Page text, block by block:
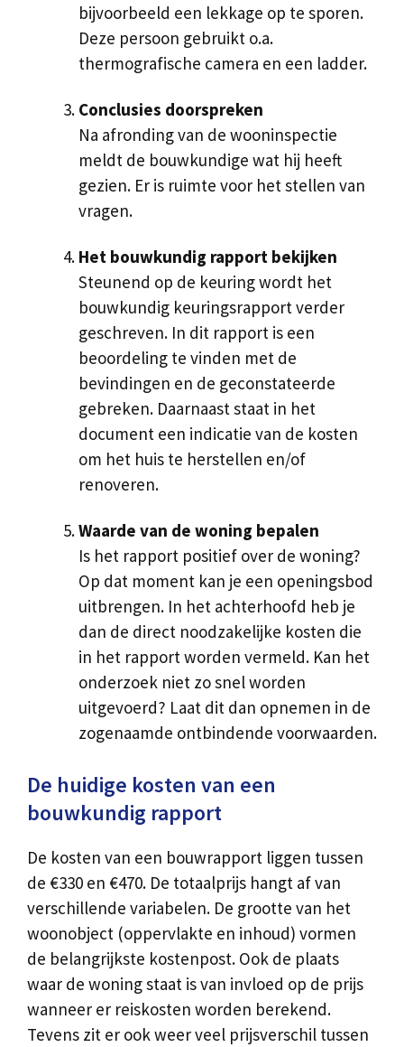
bijvoorbeeld een lekkage op te sporen.
Deze persoon gebruikt o.a.
thermografische camera en een ladder.
Conclusies doorspreken
Na afronding van de wooninspectie
meldt de bouwkundige wat hij heeft
gezien. Er is ruimte voor het stellen van
vragen.
Het bouwkundig rapport bekijken
Steunend op de keuring wordt het
bouwkundig keuringsrapport verder
geschreven. In dit rapport is een
beoordeling te vinden met de
bevindingen en de geconstateerde
gebreken. Daarnaast staat in het
document een indicatie van de kosten
om het huis te herstellen en/of
renoveren.
Waarde van de woning bepalen
Is het rapport positief over de woning?
Op dat moment kan je een openingsbod
uitbrengen. In het achterhoofd heb je
dan de direct noodzakelijke kosten die
in het rapport worden vermeld. Kan het
onderzoek niet zo snel worden
uitgevoerd? Laat dit dan opnemen in de
zogenaamde ontbindende voorwaarden.
De huidige kosten van een
bouwkundig rapport
De kosten van een bouwrapport liggen tussen
de €330 en €470. De totaalprijs hangt af van
verschillende variabelen. De grootte van het
woonobject (oppervlakte en inhoud) vormen
de belangrijkste kostenpost. Ook de plaats
waar de woning staat is van invloed op de prijs
wanneer er reiskosten worden berekend.
Tevens zit er ook weer veel prijsverschil tussen